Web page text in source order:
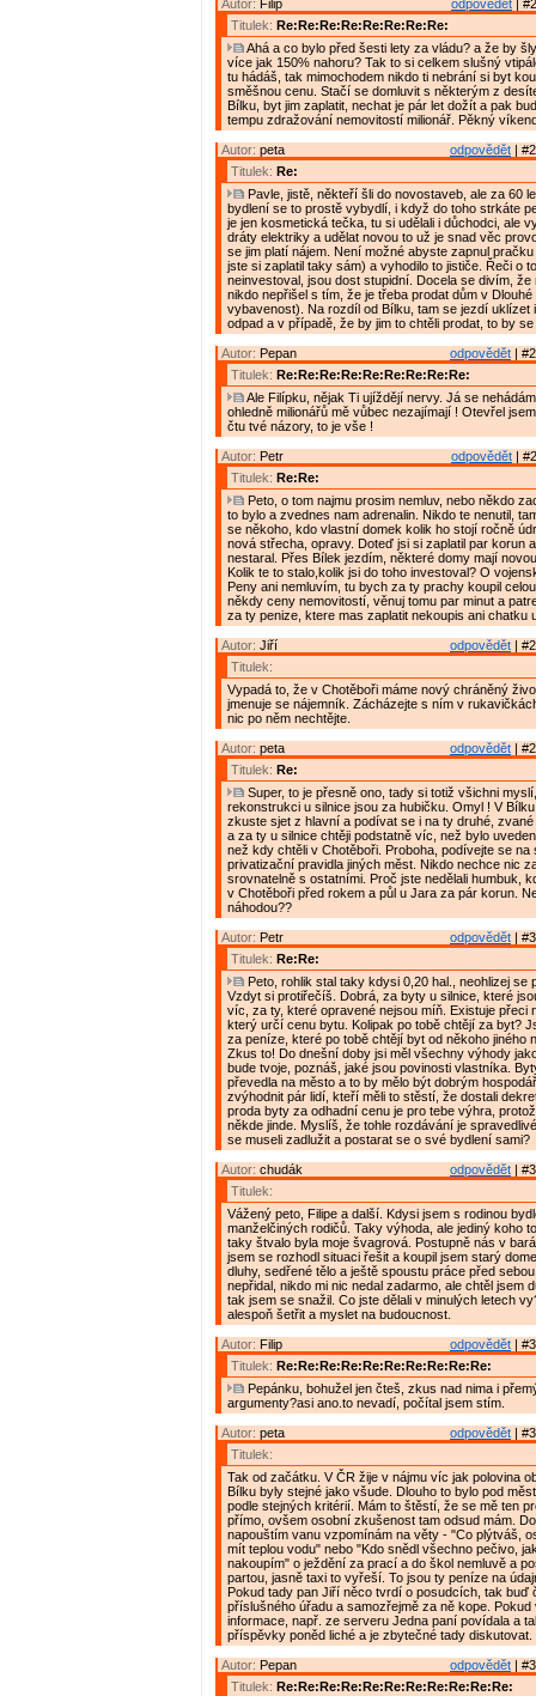
odpovědět |
Autor: Filip
Titulek: Re:Re:Re:Re:Re:Re:Re:Re:
Ahá a co bylo před šesti lety za vládu? a že by
více jak 150% nahoru? Tak to si celkem slušný
tu hádáš, tak mimochodem nikdo ti nebrání si byt
směšnou cenu. Stačí se domluvit s některým z
Bílku, byt jim zaplatit, nechat je pár let dožít a pak
tempu zdražování nemovitostí milionář. Pěkný
odpovědět |
Autor: peta
Titulek: Re:
Pavle, jistě, někteří šli do novostaveb, ale za 60
bydlení se to prostě vybydlí, i když do toho strkáte
je jen kosmetická tečka, tu si udělali i důchodci, ale
dráty elektriky a udělat novou to už je snad věc
se jim platí nájem. Není možné abyste zapnul
jste si zaplatil taky sám) a vyhodilo to jističe. Řeči o
neinvestoval, jsou dost stupidní. Docela se divím, že
nikdo nepřišel s tím, že je třeba prodat dům v
vybavenost). Na rozdíl od Bílku, tam se jezdí uklízet
odpad a v případě, že by jim to chtěli prodat, to by
odpovědět |
Autor: Pepan
Titulek: Re:Re:Re:Re:Re:Re:Re:Re:Re:
Ale Filípku, nějak Ti ujíždějí nervy. Já se
ohledně milionářů mě vůbec nezajímají ! Otevřel
čtu tvé názory, to je vše !
odpovědět |
Autor: Petr
Titulek: Re:Re:
Peto, o tom najmu prosim nemluv, nebo někdo
to bylo a zvednes nam adrenalin. Nikdo te nenutil,
se někoho, kdo vlastní domek kolik ho stojí ročně
nová střecha, opravy. Doteď jsi si zaplatil par korun
nestaral. Přes Bílek jezdím, některé domy mají
Kolik te to stalo,kolik jsi do toho investoval? O
Peny ani nemluvím, tu bych za ty prachy koupil
někdy ceny nemovitostí, věnuj tomu par minut a
za ty penize, ktere mas zaplatit nekoupis ani chatku
odpovědět |
Autor: Jiří
Titulek:
Vypadá to, že v Chotěboři máme nový chráněný
jmenuje se nájemník. Zácházejte s ním v
nic po něm nechtějte.
odpovědět |
Autor: peta
Titulek: Re:
Super, to je přesně ono, tady si totiž všichni
rekonstrukci u silnice jsou za hubičku. Omyl ! V
zkuste sjet z hlavní a podívat se i na ty druhé,
a za ty u silnice chtěji podstatně víc, než bylo
než kdy chtěli v Chotěboři. Proboha, podívejte se na
privatizační pravidla jiných měst. Nikdo nechce nic
srovnatelně s ostatními. Proč jste nedělali humbuk,
v Chotěboři před rokem a půl u Jara za pár korun.
náhodou??
odpovědět |
Autor: Petr
Titulek: Re:Re:
Peto, rohlik stal taky kdysi 0,20 hal., neohlizej se
Vzdyt si protiřečíš. Dobrá, za byty u silnice, které
víc, za ty, které opravené nejsou míň. Existuje přeci
který určí cenu bytu. Kolipak po tobě chtějí za byt?
za peníze, které po tobě chtějí byt od někoho jiného
Zkus to! Do dnešní doby jsi měl všechny výhody
bude tvoje, poznáš, jaké jsou povinosti vlastníka.
převedla na město a to by mělo být dobrým
zvýhodnit pár lidí, kteří měli to stěstí, že dostali
proda byty za odhadní cenu je pro tebe výhra,
někde jinde. Myslíš, že tohle rozdávání je
se museli zadlužit a postarat se o své bydlení sami?
odpovědět |
Autor: chudák
Titulek:
Vážený peto, Filipe a další. Kdysi jsem s rodinou
manželčiných rodičů. Taky výhoda, ale jediný koho
taky štvalo byla moje švagrová. Postupně nás v
jsem se rozhodl situaci řešit a koupil jsem starý
dluhy, sedřené tělo a ještě spoustu práce před
nepřidal, nikdo mi nic nedal zadarmo, ale chtěl jsem
tak jsem se snažil. Co jste dělali v minulých letech
alespoň šetřit a myslet na budoucnost.
odpovědět |
Autor: Filip
Titulek: Re:Re:Re:Re:Re:Re:Re:Re:Re:Re:
Pepánku, bohužel jen čteš, zkus nad nima i
argumenty?asi ano.to nevadí, počítal jsem stím.
odpovědět |
Autor: peta
Titulek:
Tak od začátku. V ČR žije v nájmu víc jak polovina
Bílku byly stejné jako všude. Dlouho to bylo pod
podle stejných kritérií. Mám to štěstí, že se mě ten
přímo, ovšem osobní zkušenost tam odsud mám.
napouštím vanu vzpomínám na věty - "Co plýtváš,
mít teplou vodu" nebo "Kdo snědl všechno pečivo,
nakoupím" o ježdění za prací a do škol nemluvě a
partou, jasně taxi to vyřeší. To jsou ty peníze na
Pokud tady pan Jiří něco tvrdí o posudcích, tak buď
příslušného úřadu a samozřejmě za ně kope. Pokud
informace, např. ze serveru Jedna paní povídala a
příspěvky poněd liché a je zbytečné tady diskutovat.
odpovědět |
Autor: Pepan
Titulek: Re:Re:Re:Re:Re:Re:Re:Re:Re:Re:Re: